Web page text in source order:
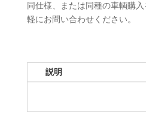
同仕様、または同種の車輌購
軽にお問い合わせください。
説明